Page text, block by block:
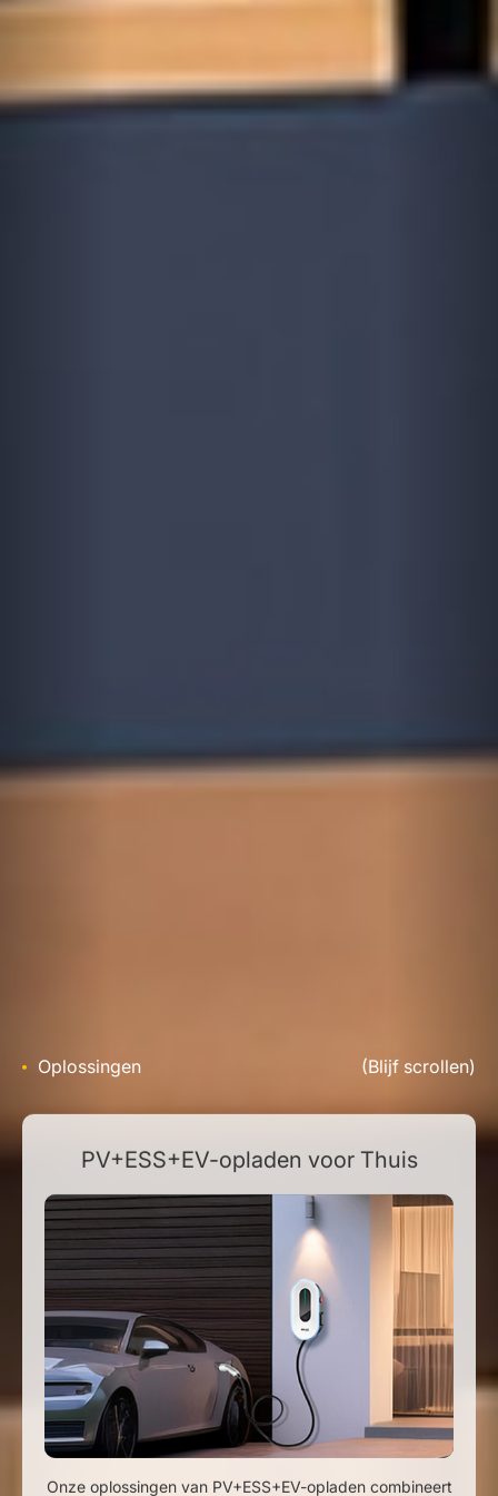
Oplossingen (Blijf scrollen)
PV+ESS+EV-opladen voor Thuis
Onze oplossingen van PV+ESS+EV-opladen combineert